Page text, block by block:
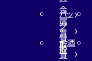
金
属
買
取
バッ
グ
買
取
お酒
買